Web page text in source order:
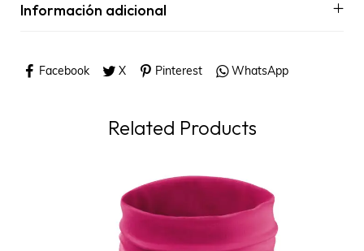
Información adicional
Facebook X Pinterest WhatsApp
Related Products